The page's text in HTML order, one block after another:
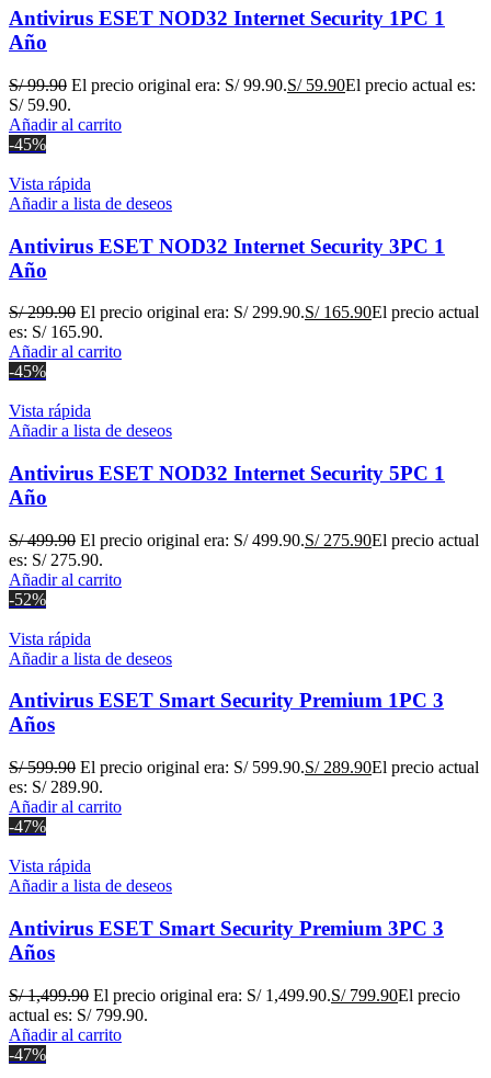
Antivirus ESET NOD32 Internet Security 1PC 1
Año
S/99.90 El precio original era: S/ 99.90.S/59.90El precio actual es:
S/ 59.90.
Añadir al carrito
-45%
Vista rápida
Añadir a lista de deseos
Antivirus ESET NOD32 Internet Security 3PC 1
Año
S/299.90 El precio original era: S/ 299.90.S/165.90El precio actual
es: S/ 165.90.
Añadir al carrito
-45%
Vista rápida
Añadir a lista de deseos
Antivirus ESET NOD32 Internet Security 5PC 1
Año
S/499.90 El precio original era: S/ 499.90.S/275.90El precio actual
es: S/ 275.90.
Añadir al carrito
-52%
Vista rápida
Añadir a lista de deseos
Antivirus ESET Smart Security Premium 1PC 3
Años
S/599.90 El precio original era: S/ 599.90.S/289.90El precio actual
es: S/ 289.90.
Añadir al carrito
-47%
Vista rápida
Añadir a lista de deseos
Antivirus ESET Smart Security Premium 3PC 3
Años
S/1,499.90 El precio original era: S/ 1,499.90.S/799.90El precio
actual es: S/ 799.90.
Añadir al carrito
-47%